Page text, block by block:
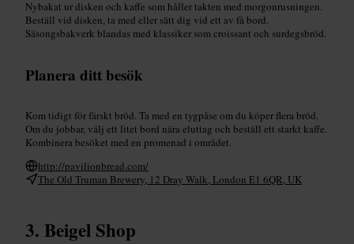
Nybakat ur disken och kaffe som håller takten med morgonrusningen.
Beställ vid disken, ta med eller sätt dig vid ett av få bord.
Säsongsbakverk blandas med klassiker som croissant och surdegsbröd.
Planera ditt besök
Kom tidigt för färskt bröd. Ta med en tygpåse om du köper flera bröd.
Om du jobbar, välj ett litet bord nära eluttag och beställ ett starkt kaffe.
Kombinera besöket med en promenad i området.
http://pavilionbread.com/
The Old Truman Brewery, 12 Dray Walk, London E1 6QR, UK
Beigel Shop